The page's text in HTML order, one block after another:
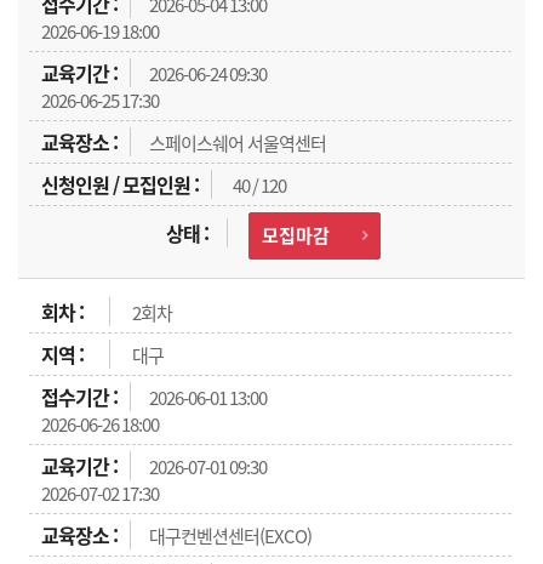
2026-06-19 18:00
2026-06-24 09:30
2026-06-25 17:30
스페이스쉐어 서울역센터
40 / 120
모집마감
2회차
대구
2026-06-01 13:00
2026-06-26 18:00
2026-07-01 09:30
2026-07-02 17:30
대구컨벤션센터(EXCO)